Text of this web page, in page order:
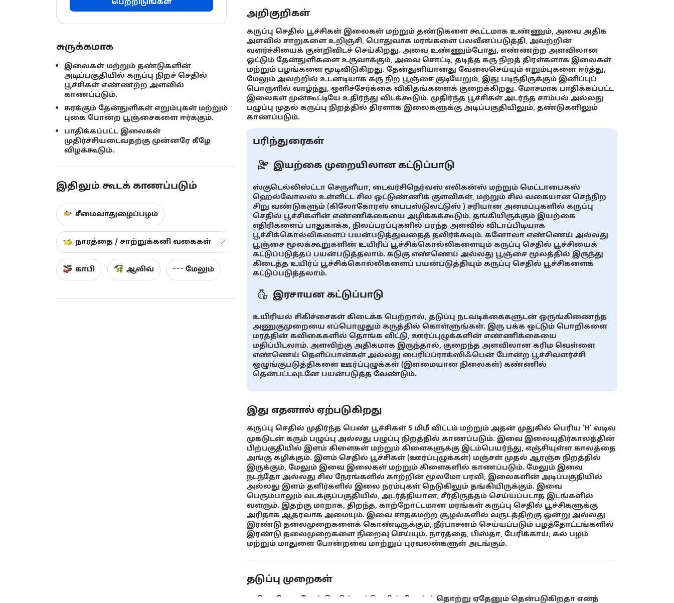
சுருக்கமாக
இலைகள் மற்றும் தண்டுகளின்
அடிப்பகுதியில் கருப்பு நிறச் செதில்
பூச்சிகள் எண்ணற்ற அளவில்
காணப்படும்.
சுரக்கும் தேன்துளிகள் எறும்புகள் மற்றும்
புகை போன்ற பூஞ்சைகளை ஈர்க்கும்.
பாதிக்கப்பட்ட இலைகள்
முதிர்ச்சியடைவதற்கு முன்னரே கீழே
விழக்கூடும்.
இதிலும் கூடக் காணப்படும்
சீமைவாதுழைப்பழம்
நாரத்தை / சாற்றுக்கனி வகைகள்
காபி ஆலிவ் மேலும்
அறிகுறிகள்
கருப்பு செதில் பூச்சிகள் இலைகள் மற்றும் தண்டுகளை கூட்டமாக உண்ணும், அவை அதிக
அளவில் சாறுகளை உறிஞ்சி, பொதுவாக மரங்களை பலவீனப்படுத்தி, அவற்றின்
வளர்ச்சியைக் குன்றிவிடச் செய்கிறது. அவை உண்ணும்போது, எண்ணற்ற அளவிலான
ஓட்டும் தேன்துளிகளை உருவாக்கும், அவை சொட்டி, தடித்த கரு நிறத் திரள்களாக இலைகள்
மற்றும் பழங்களை மூடிவிடுகிறது. தேன்துளியானது வேலைசெய்யும் எறும்புகளை ஈர்த்து,
மேலும் அவற்றில் உடனடியாக கரு நிற பூஞ்சை குடியேறும், இது படிந்திருக்கும் இனிப்புப்
பொருளில் வாழ்ந்து, ஒளிச்சேர்க்கை விகிதங்களைக் குறைக்கிறது. மோசமாக பாதிக்கப்பட்ட
இலைகள் முன்கூட்டியே உதிர்ந்து விடக்கூடும். முதிர்ந்த பூச்சிகள் அடர்ந்த சாம்பல் அல்லது
பழுப்பு முதல் கருப்பு நிறத்தில் திரளாக இலைகளுக்கு அடிப்பகுதியிலும், தண்டுகளிலும்
காணப்படும்.
பரிந்துரைகள்
இயற்கை முறையிலான கட்டுப்பாடு
ஸ்குடெல்லிஸ்ட்டா செருளீயா, டைவர்சிநெர்வஸ் எலிகன்ஸ் மற்றும் மெட்டாபைகஸ்
ஹெல்வோலஸ் உள்ளிட்ட சில ஒட்டுண்ணிக் குளவிகள், மற்றும் சில வகையான செந்நிற
சிறு வண்டுகளும் (கிலோகோரஸ் பைபஸ்டுலட்டுஸ் ) சரியான அமைப்புகளில் கருப்பு
செதில் பூச்சிகளின் எண்ணிக்கையை அழிக்கக்கூடும். தங்கியிருக்கும் இயற்கை
எதிரிகளைப் பாதுகாக்க, நிலப்பரப்புகளில் பரந்த அளவில் விடாப்பிடியாக
பூச்சிக்கொல்லிகளைப் பயன்படுத்துவதைத் தவிர்க்கவும். கனோலா எண்ணெய் அல்லது
பூஞ்சை மூலக்கூறுகளின் உயிரிப் பூச்சிக்கொல்லிகளையும் கருப்பு செதில் பூச்சியைக்
கட்டுப்படுத்தப் பயன்படுத்தலாம். கடுகு எண்ணெய் அல்லது பூஞ்சை மூலத்தில் இருந்து
கிடைத்த உயிர்ப் பூச்சிக்கொல்லிகளைப் பயன்படுத்தியும் கருப்பு செதில் பூச்சிகளைக்
கட்டுப்படுத்தலாம்.
இரசாயன கட்டுப்பாடு
உயிரியல் சிகிச்சைகள் கிடைக்க பெற்றால், தடுப்பு நடவடிக்கைகளுடன் ஒருங்கிணைந்த
அணுகுமுறையை எப்பொழுதும் கருத்தில் கொள்ளுங்கள். இரு பக்க ஒட்டும் பொறிகளை
மரத்தின் கவிகைகளில் தொங்க விட்டு, ஊர்ப்புழுக்களின் எண்ணிக்கையை
மதிப்பிடலாம். அளவிற்கு அதிகமாக இருந்தால், குறைந்த அளவிலான கரிம வெள்ளை
எண்ணெய் தெளிப்பான்கள் அல்லது பைரிப்ப்ராக்ஸிஃபென் போன்ற பூச்சிவளர்ச்சி
ஒழுங்குபடுத்திகளை ஊர்ப்புழுக்கள் (இளமையான நிலைகள்) கண்ணில்
தென்பட்டவுடனே பயன்படுத்த வேண்டும்.
இது எதனால் ஏற்படுகிறது
கருப்பு செதில் முதிர்ந்த பெண் பூச்சிகள் 5 மிமீ விட்டம் மற்றும் அதன் முதுகில் பெரிய 'H' வடிவ
முகடுடன் கரும் பழுப்பு அல்லது பழுப்பு நிறத்தில் காணப்படும். இவை இலையுதிர்காலத்தின்
பிற்பகுதியில் இளம் கிளைகள் மற்றும் கிளைகளுக்கு இடம்பெயர்ந்து, எஞ்சியுள்ள காலத்தை
அங்கு கழிக்கும். இளம் செதில் பூச்சிகள் (ஊர்ப்புழுக்கள்) மஞ்சள் முதல் ஆரஞ்சு நிறத்தில்
இருக்கும், மேலும் இவை இலைகள் மற்றும் கிளைகளில் காணப்படும். மேலும் இவை
நடந்தோ அல்லது சில நேரங்களில் காற்றின் மூலமோ பரவி, இலைகளின் அடிப்பகுதியில்
அல்லது இளம் தளிர்களில் இலை நரம்புகள் நெடுகிலும் தங்கியிருக்கும். இவை
பெரும்பாலும் வடக்குப்பகுதியில், அடர்த்தியான, சீர்திருத்தம் செய்யப்படாத இடங்களில்
வளரும். இதற்கு மாறாக, திறந்த, காற்றோட்டமான மரங்கள் கருப்பு செதில் பூச்சிகளுக்கு
அரிதாக ஆதரவாக அமையும். இவை சாதகமற்ற சூழல்களில் வருடத்திற்கு ஒன்று அல்லது
இரண்டு தலைமுறைகளைக் கொண்டிருக்கும், நீர்பாசனம் செய்யப்படும் பழத்தோட்டங்களில்
இரண்டு தலைமுறைகளை நிறைவு செய்யும். நாரத்தை, பிஸ்தா, பேரிக்காய், கல் பழம்
மற்றும் மாதுளை போன்றவை மாற்றுப் புரவலன்களுள் அடங்கும்.
தடுப்பு முறைகள்
பிலாவோகடோக் செதில் பூச்சிகளின் நோய்த் தொற்று ஏதேனும் தென்படுகிறதா எனத்